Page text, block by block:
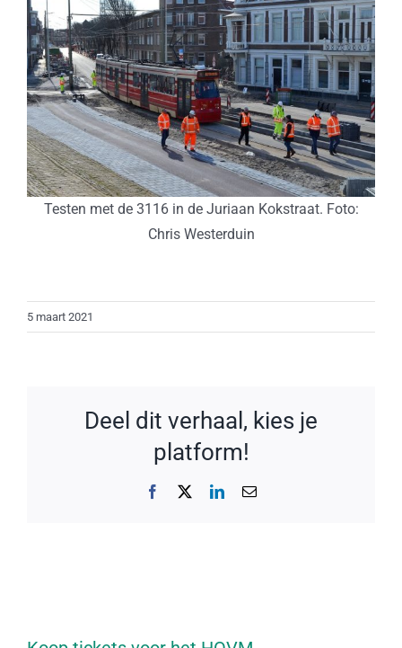
Testen met de 3116 in de Juriaan Kokstraat. Foto:
Chris Westerduin
5 maart 2021
Deel dit verhaal, kies je
platform!
Facebook LinkedIn
E-